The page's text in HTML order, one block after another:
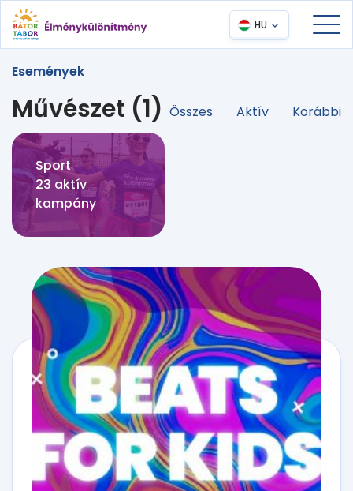
HU
Események
Művészet (1) Összes Aktív Korábbi
Sport
23 aktív
kampány